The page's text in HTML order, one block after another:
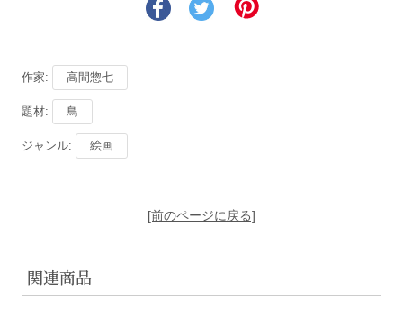
作家: 高間惣七
題材: 鳥
ジャンル: 絵画
[前のページに戻る]
関連商品